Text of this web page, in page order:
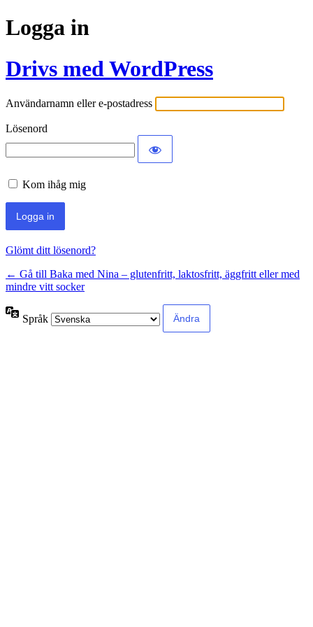
Logga in
Drivs med WordPress
Användarnamn eller e-postadress
Lösenord
Kom ihåg mig
Glömt ditt lösenord?
← Gå till Baka med Nina – glutenfritt, laktosfritt, äggfritt eller med
mindre vitt socker
Språk